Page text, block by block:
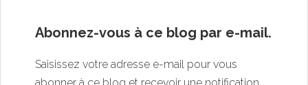
Abonnez-vous à ce blog par e-mail.
Saisissez votre adresse e-mail pour vous
abonner à ce blog et recevoir une notification